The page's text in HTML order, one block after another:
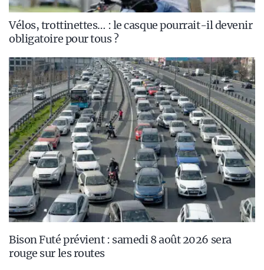
Vélos, trottinettes… : le casque pourrait-il devenir
obligatoire pour tous ?
Bison Futé prévient : samedi 8 août 2026 sera
rouge sur les routes